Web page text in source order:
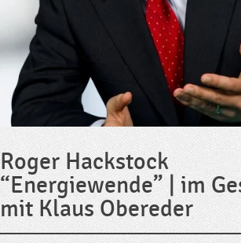
Roger Hackstock
“Energiewende” | im
mit Klaus Obereder